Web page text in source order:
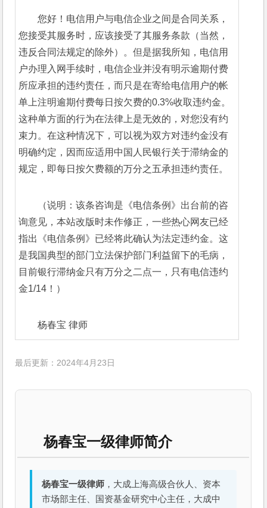
您好！电信用户与电信企业之间是合同关系，
您接受其服务时，应该接受了其服务条款（当然，
违反合同法规定的除外）。但是据我所知，电信用
户办理入网手续时，电信企业并没有明示逾期付费
所应承担的违约责任，而只是在寄给电信用户的帐
单上注明逾期付费每日按欠费的0.3%收取违约金。
这种单方面的行为在法律上是无效的，对您没有约
束力。在这种情况下，可以视为双方对违约金没有
明确约定，因而应适用中国人民银行关于滞纳金的
规定，即每日按欠费额的万分之五承担违约责任。
（说明：该条咨询是《电信条例》出台前的咨
询意见，本站改版时未作修正，一些热心网友已经
指出《电信条例》已经将此确认为法定违约金。这
是我国典型的部门立法保护部门利益留下的毛病，
目前银行滞纳金只有万分之二点一，只有电信违约
金1/14！）
杨春宝 律师
最后更新：2024年4月23日
杨春宝一级律师简介
杨春宝一级律师 ，大成上海高级合伙人、资本
市场部主任、国资基金研究中心主任，大成中